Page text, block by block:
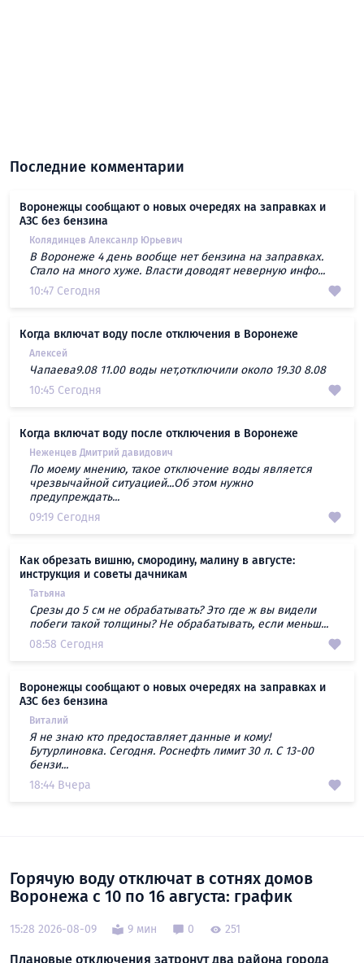
Последние комментарии
Воронежцы сообщают о новых очередях на заправках и
АЗС без бензина
Колядинцев Алексанлр Юрьевич
В Воронеже 4 день вообще нет бензина на заправках.
Стало на много хуже. Власти доводят неверную инфо...
10:47 Сегодня
Когда включат воду после отключения в Воронеже
Алексей
Чапаева9.08 11.00 воды нет,отключили около 19.30 8.08
10:45 Сегодня
Когда включат воду после отключения в Воронеже
Неженцев Дмитрий давидович
По моему мнению, такое отключение воды является
чрезвычайной ситуацией...Об этом нужно
предупреждать...
09:19 Сегодня
Как обрезать вишню, смородину, малину в августе:
инструкция и советы дачникам
Татьяна
Срезы до 5 см не обрабатывать? Это где ж вы видели
побеги такой толщины? Не обрабатывать, если меньш...
08:58 Сегодня
Воронежцы сообщают о новых очередях на заправках и
АЗС без бензина
Виталий
Я не знаю кто предоставляет данные и кому!
Бутурлиновка. Сегодня. Роснефть лимит 30 л. С 13-00
бензи...
18:44 Вчера
Горячую воду отключат в сотнях домов
Воронежа с 10 по 16 августа: график
15:28 2026-08-09 9 мин 0 251
Плановые отключения затронут два района города